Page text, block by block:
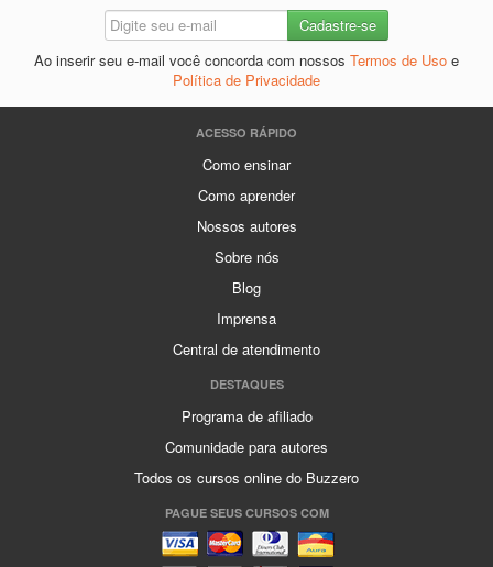
Ao inserir seu e-mail você concorda com nossos Termos de Uso e
Política de Privacidade
ACESSO RÁPIDO
Como ensinar
Como aprender
Nossos autores
Sobre nós
Blog
Imprensa
Central de atendimento
DESTAQUES
Programa de afiliado
Comunidade para autores
Todos os cursos online do Buzzero
PAGUE SEUS CURSOS COM